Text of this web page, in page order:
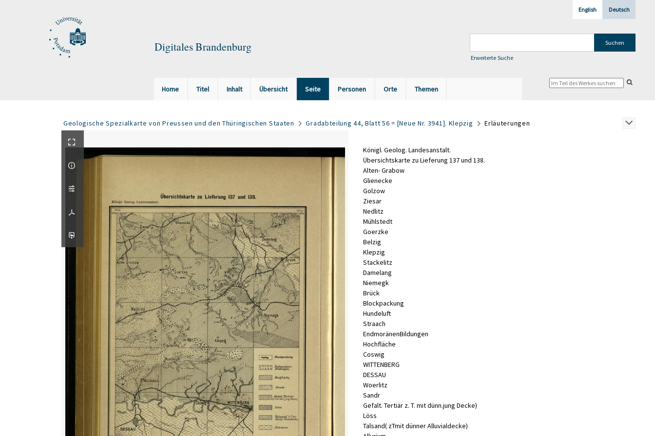
Digitales Brandenburg
Deutsch
English
Erweiterte Suche
Home Titel Inhalt Übersicht Seite Personen Orte Themen
Geologische Spezialkarte von Preussen und den Thüringischen Staaten Gradabteilung 44, Blatt 56 = [Neue Nr. 3941]. Klepzig Erläuterungen
Königl. Geolog. Landesanstalt.
Übersichtskarte zu Lieferung 137und 138.
Alten-Grabow
Glienecke
Golzow
Ziesar
Nedlitz
Mühlstedt
Goerzke
Belzig
Klepzig
Stackelitz
Damelang
Niemegk
Brück
Blockpackung
Hundeluft
Straach
Endmoränen­Bildungen
Hochfläche
Coswig
WITTENBERG
DESSAU
Woerlitz
Sandr
Gefalt. Tertiär z. T. mitdünn.jung Decke)
Löss
Talsand(zTmitdünnerAlluvialdecke)